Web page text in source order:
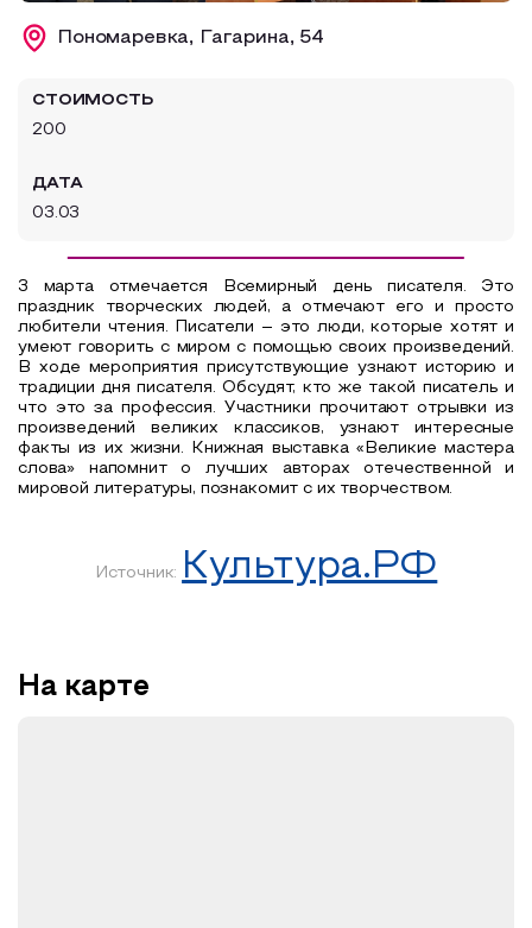
Образовательный туризм
Пономаревка, Гагарина, 54
СТОИМОСТЬ
200
ДАТА
03.03
3 марта отмечается Всемирный день писателя. Это
праздник творческих людей, а отмечают его и просто
любители чтения. Писатели – это люди, которые хотят и
умеют говорить с миром с помощью своих произведений.
В ходе мероприятия присутствующие узнают историю и
традиции дня писателя. Обсудят, кто же такой писатель и
что это за профессия. Участники прочитают отрывки из
произведений великих классиков, узнают интересные
факты из их жизни.
Книжная выставка «Великие мастера
слова» напомнит о лучших авторах отечественной и
мировой литературы, познакомит с их творчеством.
Источник: Культура.РФ
На карте